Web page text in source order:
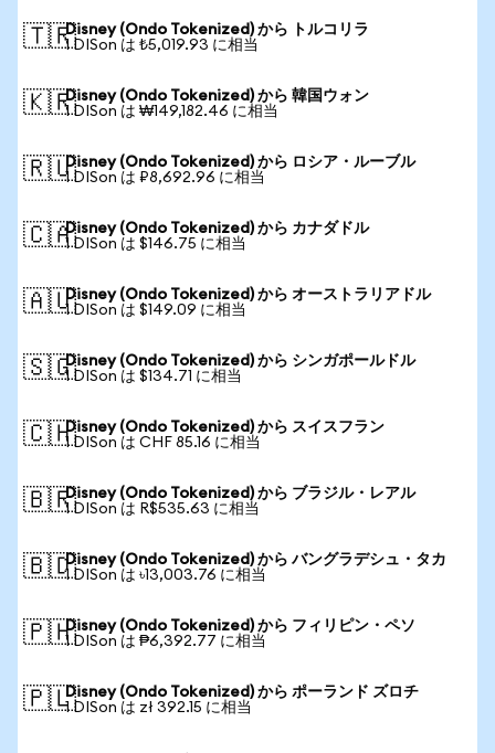
🇹🇷Disney (Ondo Tokenized) から トルコリラ
1 DISon は ₺5,019.93 に相当
🇰🇷Disney (Ondo Tokenized) から 韓国ウォン
1 DISon は ₩149,182.46 に相当
🇷🇺Disney (Ondo Tokenized) から ロシア・ルーブル
1 DISon は ₽8,692.96 に相当
🇨🇦Disney (Ondo Tokenized) から カナダドル
1 DISon は $146.75 に相当
🇦🇺Disney (Ondo Tokenized) から オーストラリアドル
1 DISon は $149.09 に相当
🇸🇬Disney (Ondo Tokenized) から シンガポールドル
1 DISon は $134.71 に相当
🇨🇭Disney (Ondo Tokenized) から スイスフラン
1 DISon は CHF 85.16 に相当
🇧🇷Disney (Ondo Tokenized) から ブラジル・レアル
1 DISon は R$535.63 に相当
🇧🇩Disney (Ondo Tokenized) から バングラデシュ・タカ
1 DISon は ৳13,003.76 に相当
🇵🇭Disney (Ondo Tokenized) から フィリピン・ペソ
1 DISon は ₱6,392.77 に相当
🇵🇱Disney (Ondo Tokenized) から ポーランド ズロチ
1 DISon は zł 392.15 に相当